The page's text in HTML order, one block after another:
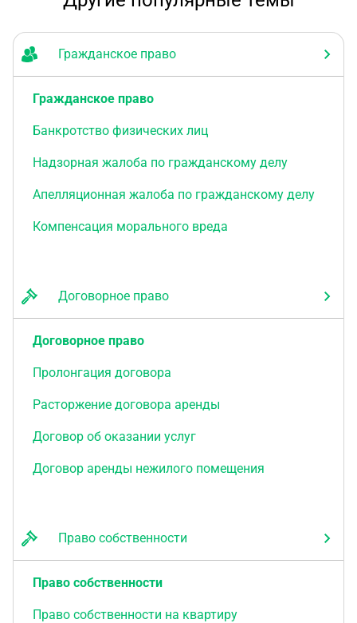
Гражданское право
Гражданское право
Банкротство физических лиц
Надзорная жалоба по гражданскому делу
Апелляционная жалоба по гражданскому делу
Компенсация морального вреда
Договорное право
Договорное право
Пролонгация договора
Расторжение договора аренды
Договор об оказании услуг
Договор аренды нежилого помещения
Право собственности
Право собственности
Право собственности на квартиру